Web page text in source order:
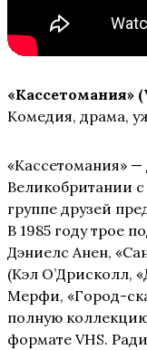
«Кассетомания»
Комедия, драма,
«Кассетомания»
Великобритании
группе друзей
В 1985 году трое
Дэниелс Анен,
(Кэл О’Дрисколл,
Мерфи, «Город-
полную
формате VHS.